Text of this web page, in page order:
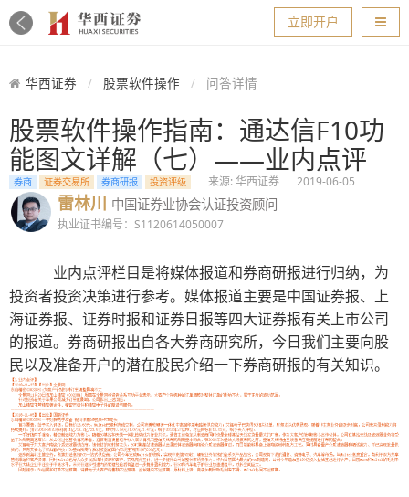
导航
立即开户
华西证券 股票软件操作 问答详情
股票软件操作指南：通达信F10功
能图文详解（七）——业内点评
券商 证券交易所 券商研报 投资评级 来源: 华西证券 2019-06-05
雷林川 中国证券业协会认证投资顾问
执业证书编号：S1120614050007
业内点评栏目是将媒体报道和券商研报进行归纳，为
投资者投资决策进行参考。媒体报道主要是中国证券报、上
海证券报、证券时报和证券日报等四大证券报有关上市公司
的报道。券商研报出自各大券商研究所，今日我们主要向股
民以及准备开户的潜在股民介绍一下券商研报的有关知识。